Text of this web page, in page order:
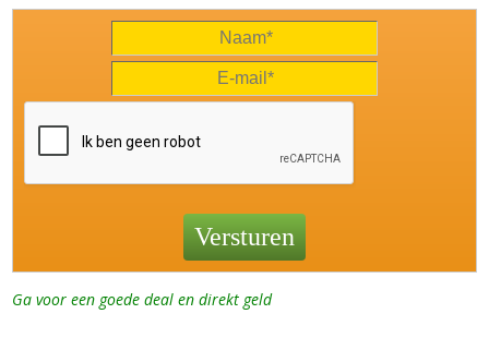
Ga voor een goede deal en direkt geld